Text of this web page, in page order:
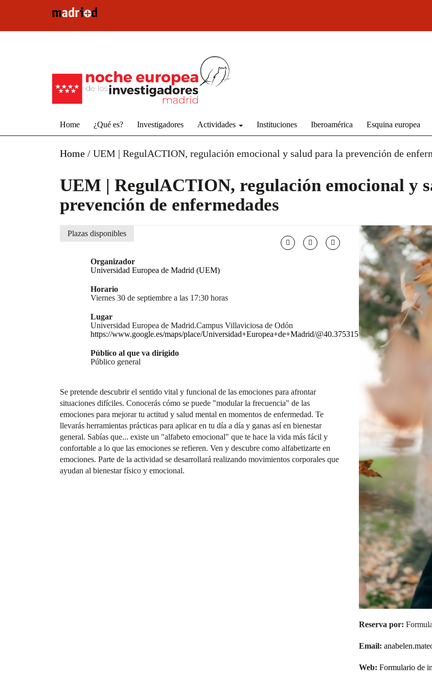
Home ¿Qué es? Investigadores Actividades Instituciones Iberoamérica Esquina europea
Home / UEM | RegulACTION, regulación emocional y salud para la prevención de
UEM | RegulACTION, regulación emocional y
prevención de enfermedades
Plazas disponibles
Organizador
Universidad Europea de Madrid (UEM)
Horario
Viernes 30 de septiembre a las 17:30 horas
Lugar
Universidad Europea de Madrid.Campus Villaviciosa de Odón
https://www.google.es/maps/place/Universidad+Europea+de+Madrid/@40.3753151,-3.91…
Público al que va dirigido
Público general
Se pretende descubrir el sentido vital y funcional de las emociones para afrontar
situaciones difíciles. Conocerás cómo se puede "modular la frecuencia" de las
emociones para mejorar tu actitud y salud mental en momentos de enfermedad. Te
llevarás herramientas prácticas para aplicar en tu día a día y ganas así en bienestar
general. Sabías que... existe un "alfabeto emocional" que te hace la vida más fácil y
confortable a lo que las emociones se refieren. Ven y descubre como alfabetizarte en
emociones. Parte de la actividad se desarrollará realizando movimientos corporales que
ayudan al bienestar físico y emocional.
Reserva por:
Email:
Web: Formulario de